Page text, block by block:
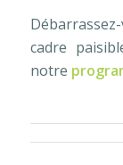
cadre
notre